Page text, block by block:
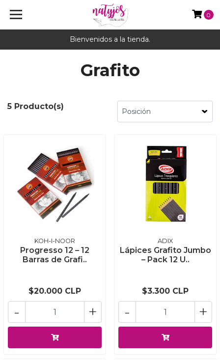
Bienvenidos a la tienda.
0
Grafito
5 Producto(s)
KOH-I-NOOR
Progresso 12 – 12
Barras de Grafi..
$20.000 CLP
+
-
ADIX
Lápices Grafito Jumbo
– Pack 12 U..
$3.300 CLP
+
-